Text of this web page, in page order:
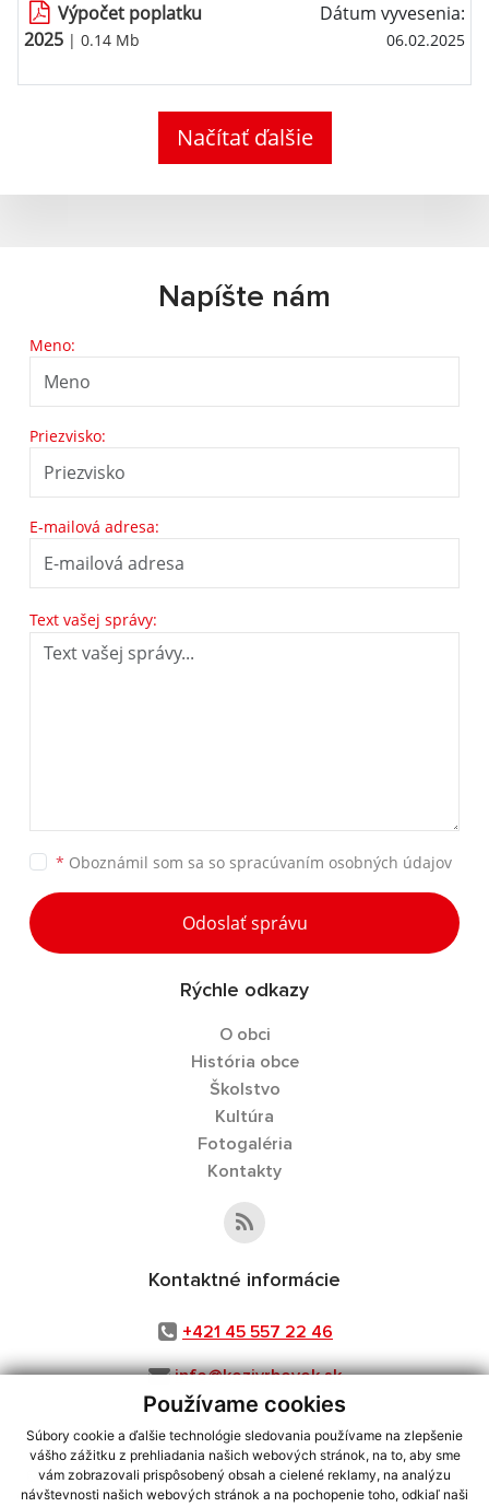
Používame cookies
Súbory cookie a ďalšie technológie sledovania používame na zlepšenie
vášho zážitku z prehliadania našich webových stránok, na to, aby sme
vám zobrazovali prispôsobený obsah a cielené reklamy, na analýzu
návštevnosti našich webových stránok a na pochopenie toho, odkiaľ naši
Výpočet poplatku
2025 | 0.14 Mb
Dátum vyvesenia:
06.02.2025
Načítať ďalšie
Napíšte nám
Meno:
Priezvisko:
E-mailová adresa:
Text vašej správy:
* Oboznámil som sa so spracúvaním osobných údajov
Odoslať správu
Rýchle odkazy
O obci
História obce
Školstvo
Kultúra
Fotogaléria
Kontakty
Kontaktné informácie
+421 45 557 22 46
info@kozivrbovok.sk
využite možnosť získavania aktuálnych informácií s využitím RSS
CMS systém (redakčný) systém ECHELON 2,Mapa stránok,web portál